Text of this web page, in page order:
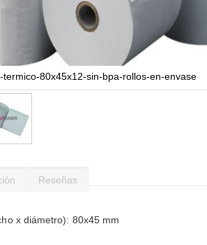
termico-80x45x12-sin-bpa-rollos-en-envase
x diámetro): 80x45 mm
Reseñas